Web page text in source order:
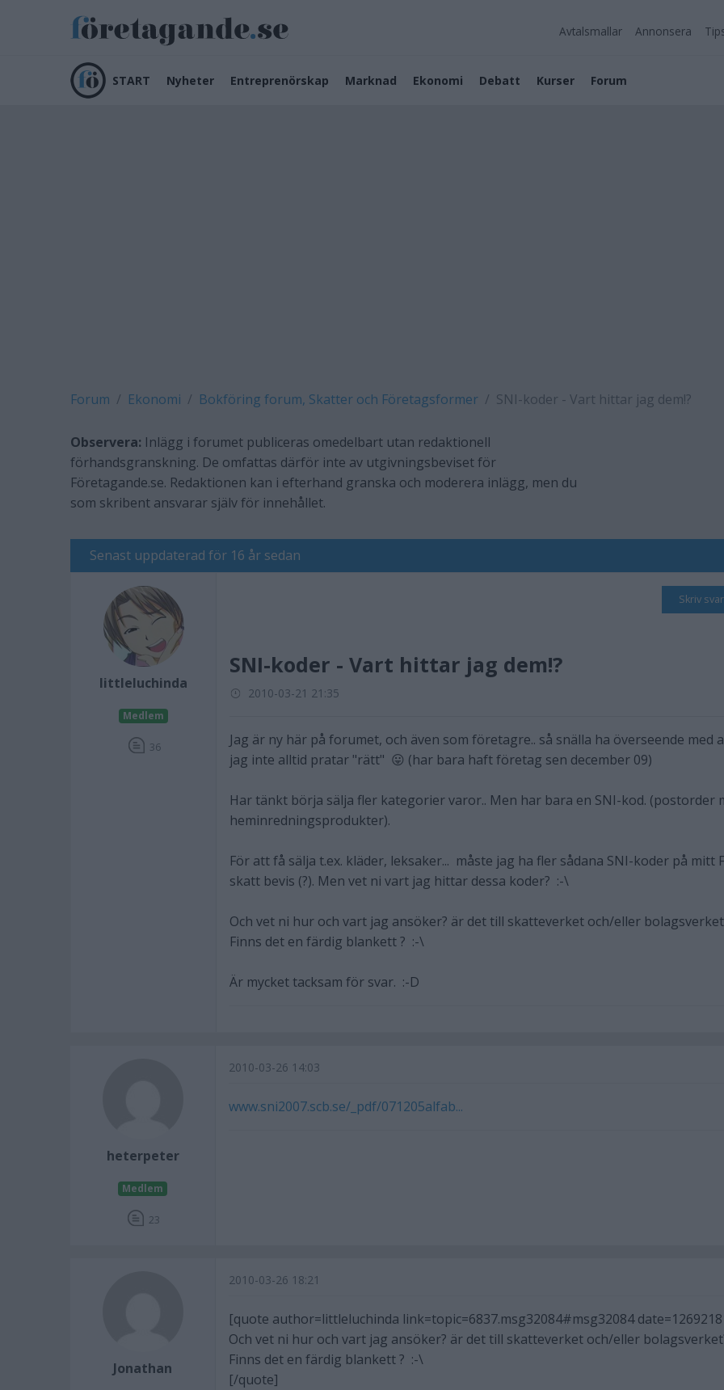
Avtalsmallar Annonsera
START Nyheter Entreprenörskap Marknad Ekonomi Debatt Kurser Forum
Forum Ekonomi Bokföring forum, Skatter och Företagsformer SNI-koder - Vart hittar jag dem!?
Observera: Inlägg i forumet publiceras omedelbart utan redaktionell
förhandsgranskning. De omfattas därför inte av utgivningsbeviset för
Företagande.se. Redaktionen kan i efterhand granska och moderera inlägg, men du
som skribent ansvarar själv för innehållet.
Senast uppdaterad för 16 år sedan
littleluchinda
Medlem
36
Skriv svar
SNI-koder - Vart hittar jag dem!?
2010-03-21 21:35
Jag är ny här på forumet, och även som företagre.. så snälla ha överseende med
jag inte alltid pratar "rätt" 😛 (har bara haft företag sen december 09)
Har tänkt börja sälja fler kategorier varor.. Men har bara en SNI-kod. (postorder
heminredningsprodukter).
För att få sälja t.ex. kläder, leksaker... måste jag ha fler sådana SNI-koder på mitt
skatt bevis (?). Men vet ni vart jag hittar dessa koder? :-\
Och vet ni hur och vart jag ansöker? är det till skatteverket och/eller
Finns det en färdig blankett ? :-\
Är mycket tacksam för svar. :-D
heterpeter
Medlem
23
2010-03-26 14:03
www.sni2007.scb.se/_pdf/071205alfab...
Jonathan
2010-03-26 18:21
[quote author=littleluchinda link=topic=6837.msg32084#msg32084
Och vet ni hur och vart jag ansöker? är det till skatteverket och/eller
Finns det en färdig blankett ? :-\
[/quote]